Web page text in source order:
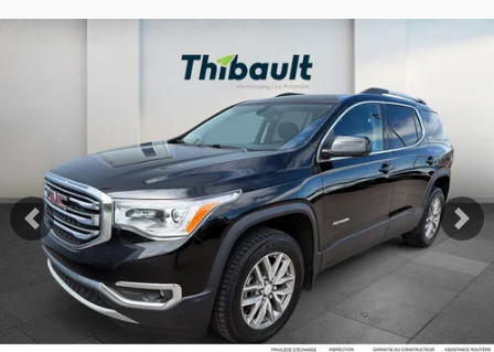
Afficher 14 images en plus
Précédent